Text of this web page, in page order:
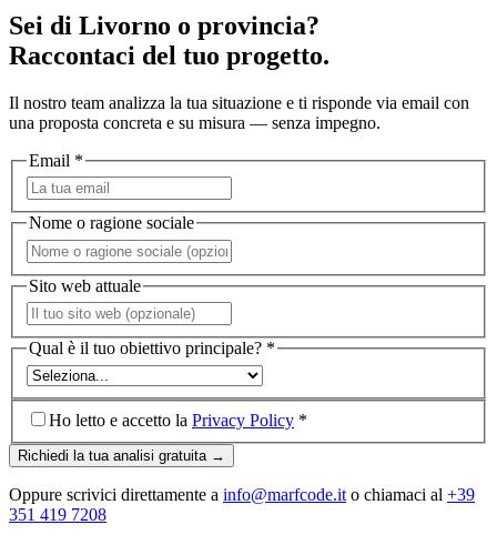
Sei di Livorno o provincia?
Raccontaci del tuo progetto.
Il nostro team analizza la tua situazione e ti risponde via email con
una proposta concreta e su misura — senza impegno.
Email *
Nome o ragione sociale
Sito web attuale
Qual è il tuo obiettivo principale? *
Ho letto e accetto la Privacy Policy *
Richiedi la tua analisi gratuita →
Oppure scrivici direttamente a info@marfcode.it o chiamaci al +39
351 419 7208